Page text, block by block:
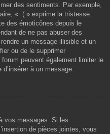
des sentiments. Par exemple,
« :( » exprime la tristesse.
des émoticônes depuis le
de ne pas abuser des
un message illisible et un
ou de le supprimer
peuvent également limiter le
à un message.
vos messages. Si les
de pièces jointes, vous